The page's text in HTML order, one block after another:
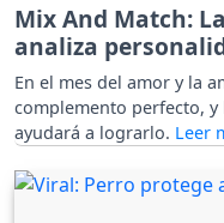
Mix And Match:
analiza
En el mes del amor y la
complemento perfecto,
ayudará a lograrlo.